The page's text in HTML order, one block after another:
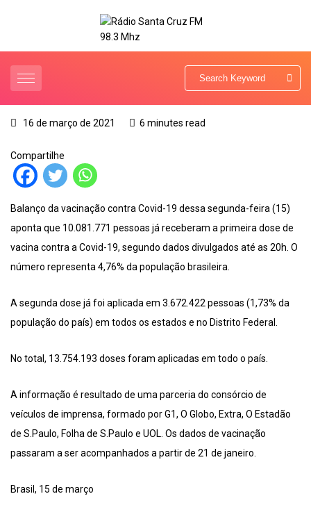
16 de março de 2021 6 minutes read
Compartilhe
Balanço da vacinação contra Covid-19 dessa segunda-feira (15)
aponta que 10.081.771 pessoas já receberam a primeira dose de
vacina contra a Covid-19, segundo dados divulgados até as 20h. O
número representa 4,76% da população brasileira.
A segunda dose já foi aplicada em 3.672.422 pessoas (1,73% da
população do país) em todos os estados e no Distrito Federal.
No total, 13.754.193 doses foram aplicadas em todo o país.
A informação é resultado de uma parceria do consórcio de
veículos de imprensa, formado por G1, O Globo, Extra, O Estadão
de S.Paulo, Folha de S.Paulo e UOL. Os dados de vacinação
passaram a ser acompanhados a partir de 21 de janeiro.
Brasil, 15 de março